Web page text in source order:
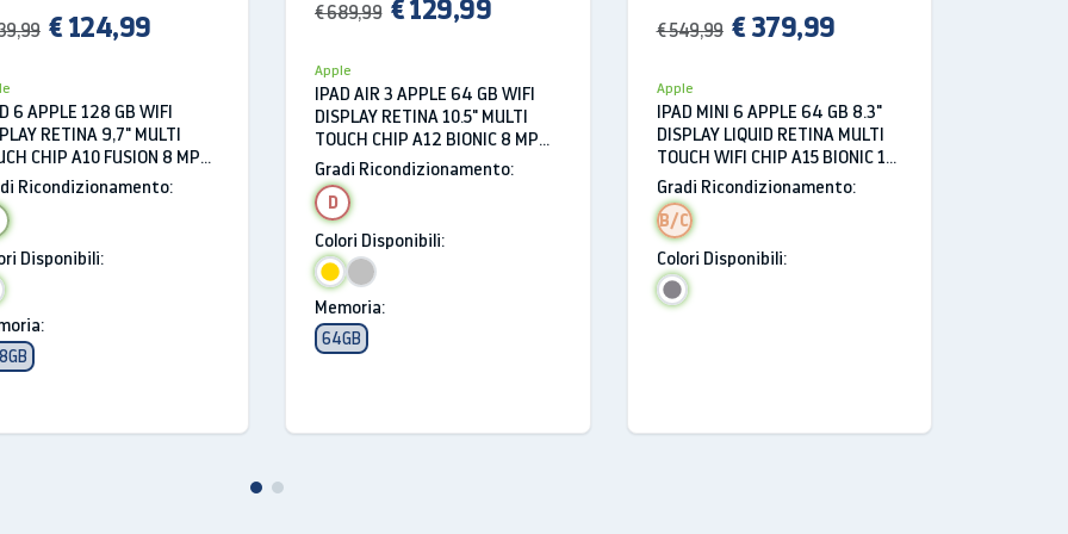
dell’immagine
a 30 fps)
a 120 fps)
video
€ 124,99
6 APPLE 128 GB WIFI
RETINA 9,7" MULTI
CHIP A10 FUSION 8 MP
REFURBISHED GRIGIO
Ricondizionamento:
Disponibili:
€ 689,99 € 129,99
Apple
IPAD AIR 3 APPLE 64 GB WIFI
DISPLAY RETINA 10.5" MULTI
TOUCH CHIP A12 BIONIC 8 MP
ORO
Gradi Ricondizionamento:
D
Colori Disponibili:
Memoria:
64GB
€ 549,99 € 379,99
Apple
IPAD MINI 6 APPLE 64 GB 8.3"
DISPLAY LIQUID RETINA MULTI
TOUCH WIFI CHIP A15 BIONIC 12
MP BLUETOOTH GRIGIO
SIDERALE
Gradi Ricondizionamento:
B/C
Colori Disponibili: